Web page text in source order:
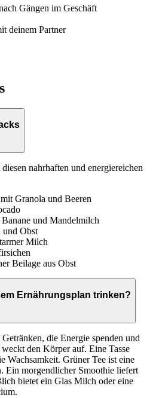
Gängen im Geschäft
deinem Partner
nahrhaften und energiereichen
Granola und Beeren
und Mandelmilch
und Obst
Milch
Beilage aus Obst
Ernährungsplan trinken?
die Energie spenden und
den Körper auf. Eine Tasse
Wachsamkeit. Grüner Tee ist eine
Ein morgendlicher Smoothie liefert
bietet ein Glas Milch oder eine